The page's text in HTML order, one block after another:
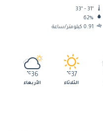
62%
0.91 كيلومتر/ساعة
37
℃
الثلاثاء
36
℃
الأربعاء